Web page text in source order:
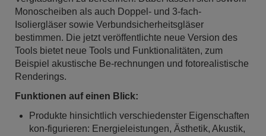
Monoscheiben als auch Doppel- und 3-fach-
Isoliergläser sowie Verbundsicherheitsgläser
bestimmen. Die jetzt veröffentlichte neue Version des
Tools bietet neue Tools und Funktionalitäten, zum
Beispiel akustische Be-rechnungen und fotorealistische
Renderings.
Funktionen auf einen Blick:
Produkte hinsichtlich verschiedenster Eigenschaften
kon-figurieren: Energieleistungen, Ästhetik, Akustik,